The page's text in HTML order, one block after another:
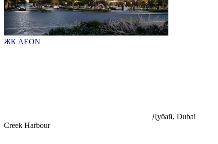
ЖК AEON
Дубай, Dubai
Creek Harbour